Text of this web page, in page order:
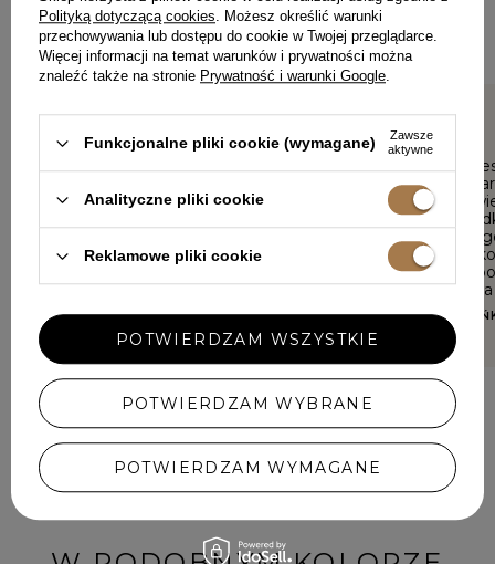
Jeśli nosiłaś ten model, podziel się swoimi wrażeniami – liczy
się każdy detal.
5/5
Sukienka spelnila moje
zakupy w LOU
BARBARA, ŚWIECIE
5/5
Sukienka
Materiał
dotyku,
pięknie
Rozmiar
jakość
wysokim
zarówno
specjalne
czuję się
ANIELA,
DODAJ SWOJĄ OPINIĘ
Polityką dotyczącą cookies. Możesz określić warunki
przechowywania lub dostępu do cookie w Twojej przeglądarce.
Więcej informacji na temat warunków i prywatności można
znaleźć także na stronie Prywatność i warunki Google.
Funkcjonalne pliki cookie (wymagane)
Zawsze
aktywne
Analityczne pliki cookie
Reklamowe pliki cookie
POTWIERDZAM WYBRANE
POTWIERDZAM WYMAGANE
POTWIERDZAM WSZYSTKIE